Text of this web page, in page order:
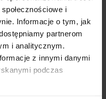
i
Informacje o tym, jak
partnerom
i analitycznym.
z innymi danymi
podczas
UE mogą żyć w
chroniąc